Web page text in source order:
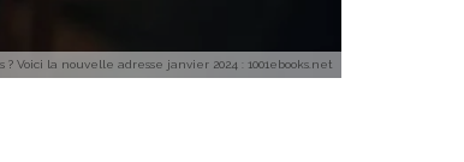
? Voici la nouvelle adresse janvier 2024 : 1001ebooks.net